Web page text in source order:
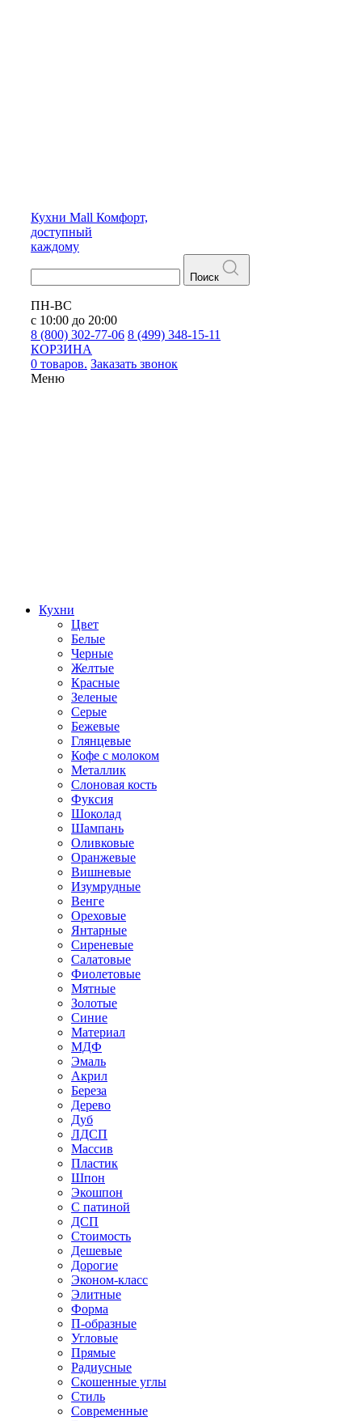
Кухни Mall Комфорт,
доступный
каждому
Поиск
ПН-ВС
с 10:00 до 20:00
8 (800) 302-77-06 8 (499) 348-15-11
КОРЗИНА
0 товаров. Заказать звонок
Меню
Кухни
Цвет
Белые
Черные
Желтые
Красные
Зеленые
Серые
Бежевые
Глянцевые
Кофе с молоком
Металлик
Слоновая кость
Фуксия
Шоколад
Шампань
Оливковые
Оранжевые
Вишневые
Изумрудные
Венге
Ореховые
Янтарные
Сиреневые
Салатовые
Фиолетовые
Мятные
Золотые
Синие
Материал
МДФ
Эмаль
Акрил
Береза
Дерево
Дуб
ЛДСП
Массив
Пластик
Шпон
Экошпон
С патиной
ДСП
Стоимость
Дешевые
Дорогие
Эконом-класс
Элитные
Форма
П-образные
Угловые
Прямые
Радиусные
Скошенные углы
Стиль
Современные